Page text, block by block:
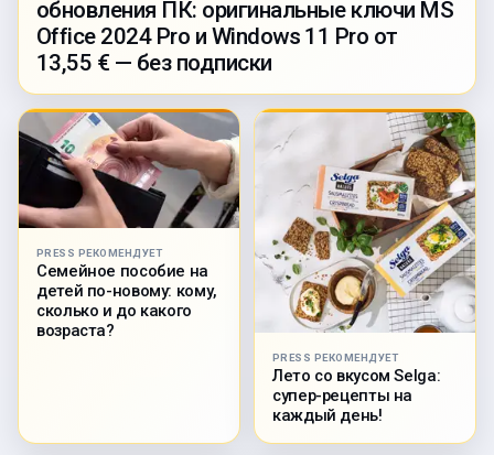
обновления ПК: оригинальные ключи MS
Office 2024 Pro и Windows 11 Pro от
13,55 € — без подписки
PRESS РЕКОМЕНДУЕТ
Семейное пособие на
детей по-новому: кому,
сколько и до какого
возраста?
PRESS РЕКОМЕНДУЕТ
Лето со вкусом Selga:
супер-рецепты на
каждый день!